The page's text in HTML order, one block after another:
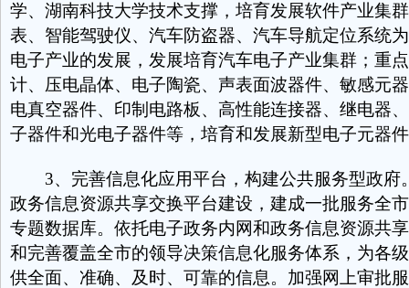
学、湖南科技大学技术支撑，培育发展软件产业集
表、智能驾驶仪、汽车防盗器、汽车导航定位系统
电子产业的发展，发展培育汽车电子产业集群；重
计、压电晶体、电子陶瓷、声表面波器件、敏感元
电真空器件、印制电路板、高性能连接器、继电器
子器件和光电子器件等，培育和发展新型电子元器
3、完善信息化应用平台，构建公共服务型政府
政务信息资源共享交换平台建设，建成一批服务全
专题数据库。依托电子政务内网和政务信息资源共
和完善覆盖全市的领导决策信息化服务体系，为各
供全面、准确、及时、可靠的信息。加强网上审批